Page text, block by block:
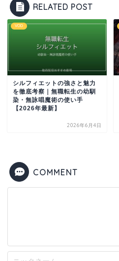
RELATED POST
VOD
シルフィエットの強さと魅力
を徹底考察｜無職転生の幼馴
染・無詠唱魔術の使い手
【2026年最新】
2026年6月4日
COMMENT